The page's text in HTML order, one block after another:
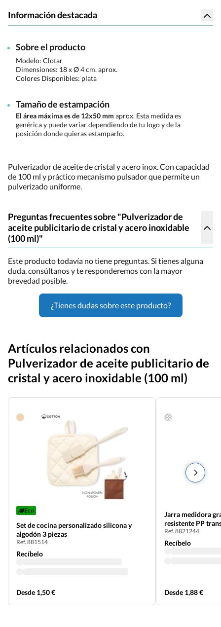
Información destacada
Sobre el producto
Modelo: Clotar
Dimensiones: 18 x Ø 4 cm. aprox.
Colores Disponibles: plata
Tamaño de estampación
El área máxima es de 12x50 mm aprox. Esta medida es
genérica y puede variar dependiendo de tu logo y de la
posición donde quieras estamparlo.
Pulverizador de aceite de cristal y acero inox. Con capacidad
de 100 ml y práctico mecanismo pulsador que permite un
pulverizado uniforme.
Preguntas frecuentes sobre "Pulverizador de
aceite publicitario de cristal y acero inoxidable
(100 ml)"
Este producto todavía no tiene preguntas. Si tienes alguna
duda, consúltanos y te responderemos con la mayor
brevedad posible.
¿Tienes dudas sobre este producto?
Artículos relacionados con
Pulverizador de aceite publicitario de
cristal y acero inoxidable (100 ml)
Eco
Set de cocina personalizado silicona y
algodón 3 piezas
Ref. 881514
Recíbelo
Desde 1,50 €
Jarra medidora
resistente PP
Ref. 8821244
Recíbelo
Desde 1,88 €